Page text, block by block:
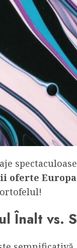
oferte Europa
Înalt vs.